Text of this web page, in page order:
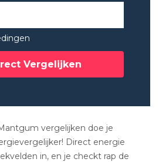
Vergelijken
vergelijken doe je
Direct energie
in, en je checkt rap de